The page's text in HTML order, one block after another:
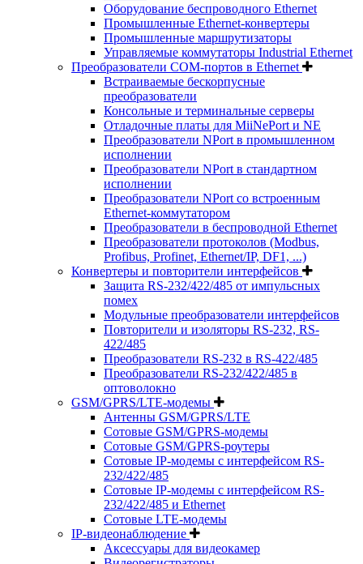
Оборудование беспроводного Ethernet
Промышленные Ethernet-конвертеры
Промышленные маршрутизаторы
Управляемые коммутаторы Industrial Ethernet
Преобразователи COM-портов в Ethernet
Встраиваемые бескорпусные
преобразователи
Консольные и терминальные серверы
Отладочные платы для MiiNePort и NE
Преобразователи NPort в промышленном
исполнении
Преобразователи NPort в стандартном
исполнении
Преобразователи NPort со встроенным
Ethernet-коммутатором
Преобразователи в беспроводной Ethernet
Преобразователи протоколов (Modbus,
Profibus, Profinet, Ethernet/IP, DF1, ...)
Конвертеры и повторители интерфейсов
Защита RS-232/422/485 от импульсных
помех
Модульные преобразователи интерфейсов
Повторители и изоляторы RS-232, RS-
422/485
Преобразователи RS-232 в RS-422/485
Преобразователи RS-232/422/485 в
оптоволокно
GSM/GPRS/LTE-модемы
Антенны GSM/GPRS/LTE
Сотовые GSM/GPRS-модемы
Сотовые GSM/GPRS-роутеры
Сотовые IP-модемы с интерфейсом RS-
232/422/485
Сотовые IP-модемы с интерфейсом RS-
232/422/485 и Ethernet
Сотовые LTE-модемы
IP-видеонаблюдение
Аксессуары для видеокамер